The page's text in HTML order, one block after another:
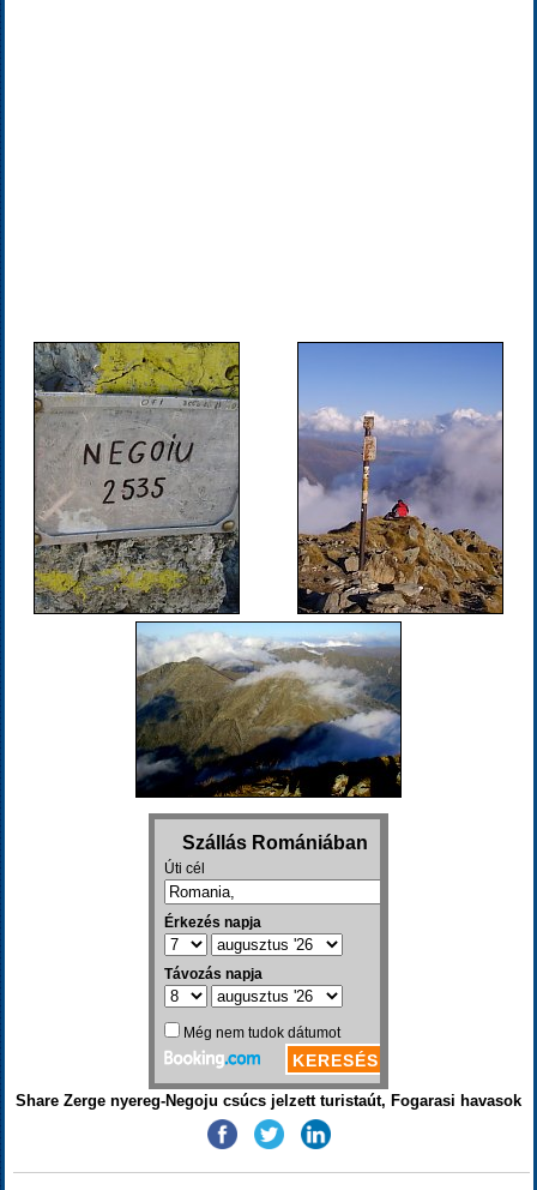
Share Zerge nyereg-Negoju csúcs jelzett turistaút, Fogarasi havasok